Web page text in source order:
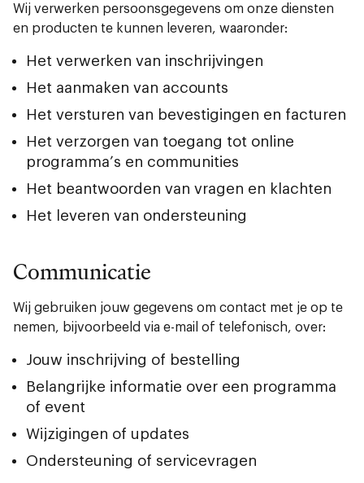
Wij verwerken persoonsgegevens om onze diensten
en producten te kunnen leveren, waaronder:
Het verwerken van inschrijvingen
Het aanmaken van accounts
Het versturen van bevestigingen en facturen
Het verzorgen van toegang tot online
programma’s en communities
Het beantwoorden van vragen en klachten
Het leveren van ondersteuning
Communicatie
Wij gebruiken jouw gegevens om contact met je op te
nemen, bijvoorbeeld via e-mail of telefonisch, over:
Jouw inschrijving of bestelling
Belangrijke informatie over een programma
of event
Wijzigingen of updates
Ondersteuning of servicevragen